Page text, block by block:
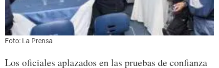
Foto: La Prensa
Los oficiales aplazados en las pruebas de confianza